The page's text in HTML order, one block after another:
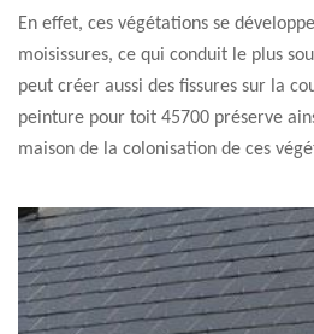
En effet, ces végétations se
moisissures, ce qui conduit le plus
peut créer aussi des fissures sur la
peinture pour toit 45700 préserve
maison de la colonisation de ces